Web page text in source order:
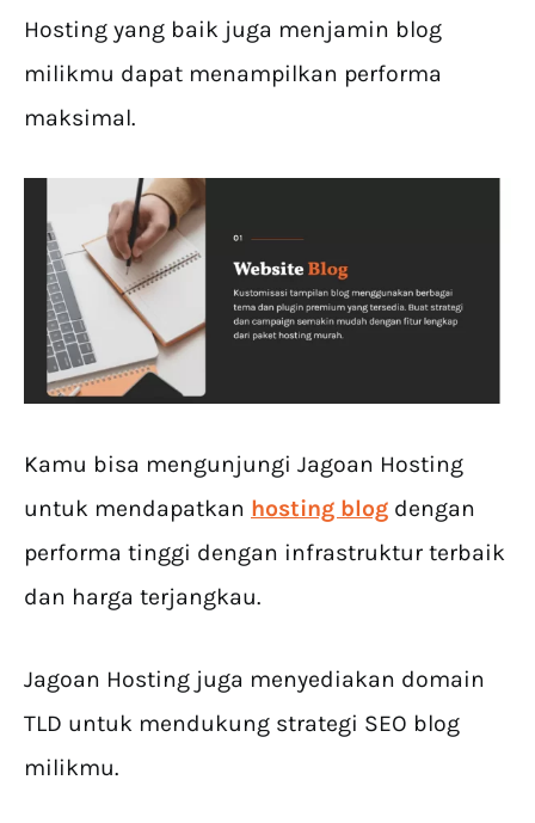
Hosting yang baik juga menjamin blog
milikmu dapat menampilkan performa
maksimal.
Kamu bisa mengunjungi Jagoan Hosting
untuk mendapatkan hosting blog dengan
performa tinggi dengan infrastruktur terbaik
dan harga terjangkau.
Jagoan Hosting juga menyediakan domain
TLD untuk mendukung strategi SEO blog
milikmu.